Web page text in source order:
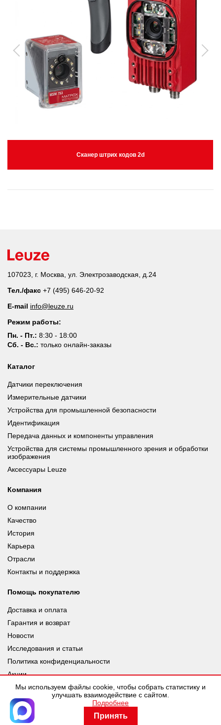
Сканер штрих кодов 2d
107023, г. Москва, ул. Электрозаводская, д.24
Тел./факс +7 (495) 646-20-92
E-mail info@leuze.ru
Режим работы:
Пн. - Пт.: 8:30 - 18:00
Сб. - Вс.: только онлайн-заказы
Каталог
Датчики переключения
Измерительные датчики
Устройства для промышленной безопасности
Идентификация
Передача данных и компоненты управления
Устройства для системы промышленного зрения и обработки
изображения
Аксессуары Leuze
Компания
О компании
Качество
История
Карьера
Отрасли
Контакты и поддержка
Помощь покупателю
Доставка и оплата
Гарантия и возврат
Новости
Исследования и статьи
Политика конфиденциальности
Акции
© leuze.ru [LEUZE RUS], 2026 |Разработка SDev
Мы используем файлы cookie, чтобы собрать статистику и
улучшать взаимодействие с сайтом.
Подробнее
Принять